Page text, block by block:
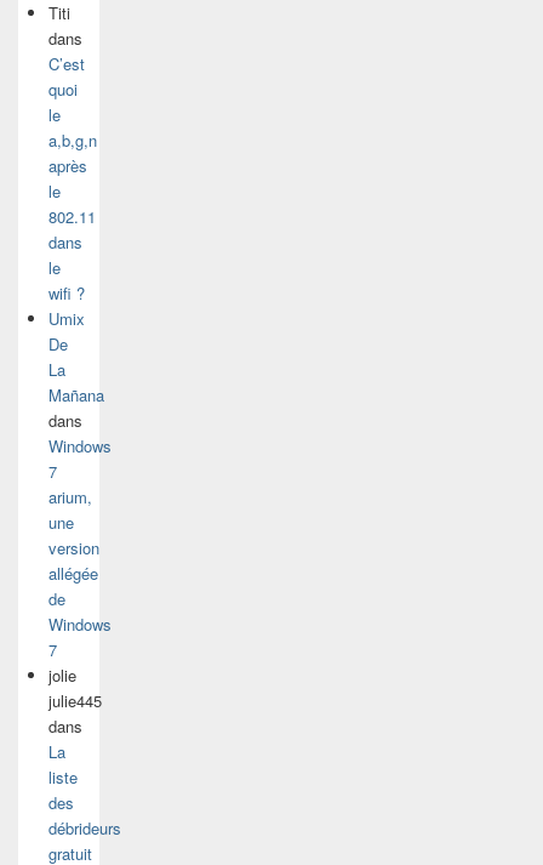
Titi
dans
C’est
quoi
le
a,b,g,n
après
le
802.11
dans
le
wifi ?
Umix
De
La
Mañana
dans
Windows
7
arium,
une
version
allégée
de
Windows
7
jolie
julie445
dans
La
liste
des
débrideurs
gratuit